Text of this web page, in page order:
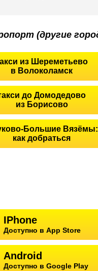
(другие
из Шереметьево
в Волоколамск
до Домодедово
из Борисово
Большие Вязёмы:
как добраться
IPhone
Доступно в App Store
Android
Доступно в Google Play